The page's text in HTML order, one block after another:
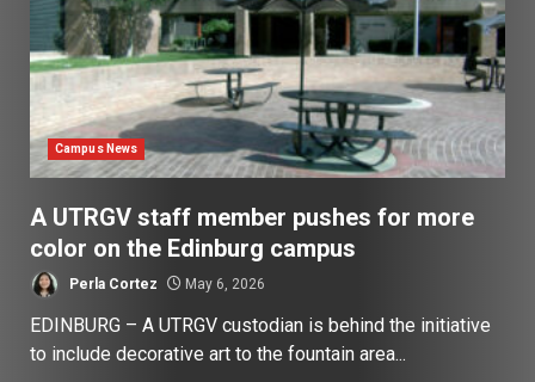
Campus News
A UTRGV staff member pushes for more
color on the Edinburg campus
Perla Cortez May 6, 2026
EDINBURG – A UTRGV custodian is behind the initiative
to include decorative art to the fountain area...